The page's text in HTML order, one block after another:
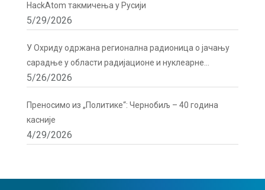
HackAtom такмичења у Русији
5/29/2026
У Охриду одржана регионална радионица о јачању
сарадње у области радијационе и нуклеарне
сигурности
5/26/2026
Преносимо из „Политике“: Чернобиљ – 40 година
касније
4/29/2026